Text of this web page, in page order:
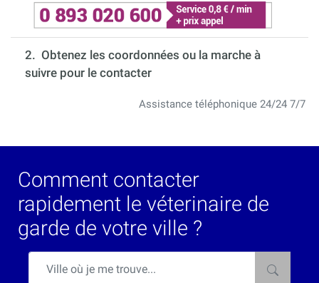
2. Obtenez les coordonnées ou la marche à
suivre pour le contacter
Assistance téléphonique 24/24 7/7
Comment contacter
rapidement le véterinaire de
garde de votre ville ?